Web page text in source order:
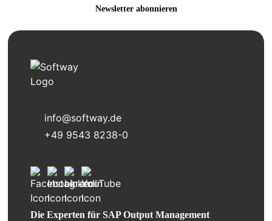
Newsletter abonnieren
info@softway.de
+49 9543 8238-0
Die Experten für SAP Output Management